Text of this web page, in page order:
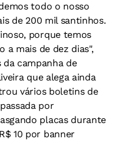
todo o nosso
de 200 mil santinhos.
porque temos
a mais de dez dias",
campanha de
que alega ainda
vários boletins de
por
placas durante
10 por banner